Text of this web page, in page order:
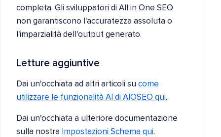
completa. Gli sviluppatori di All in One SEO
non garantiscono l'accuratezza assoluta o
l'imparzialità dell'output generato.
Letture aggiuntive
Dai un'occhiata ad altri articoli su come
utilizzare le funzionalità AI di AIOSEO qui.
Dai un'occhiata a ulteriore documentazione
sulla nostra Impostazioni Schema qui.